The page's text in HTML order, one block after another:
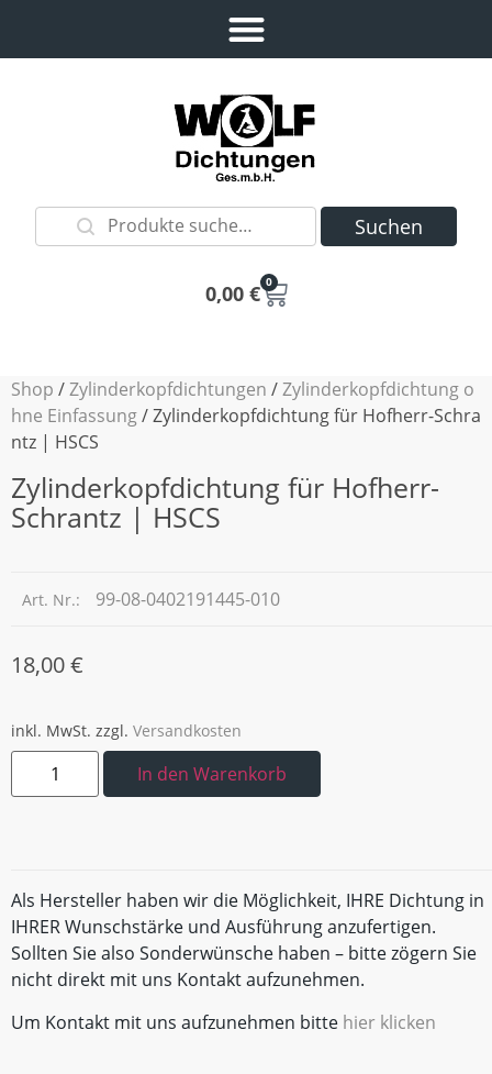
Suchen
0,00 € 0
Shop /Zylinderkopfdichtungen /Zylinderkopfdichtung o
hne Einfassung/ Zylinderkopfdichtung für Hofherr-Schra
ntz | HSCS
Zylinderkopfdichtung für Hofherr-
Schrantz | HSCS
Art. Nr.: 99-08-0402191445-010
18,00€
inkl. MwSt. zzgl. Versandkosten
In den Warenkorb
Als Hersteller haben wir die Möglichkeit, IHRE Dichtung in
IHRER Wunschstärke und Ausführung anzufertigen.
Sollten Sie also Sonderwünsche haben – bitte zögern Sie
nicht direkt mit uns Kontakt aufzunehmen.
Um Kontakt mit uns aufzunehmen bitte hier klicken